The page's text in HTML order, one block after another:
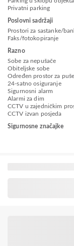
Privatni parking
Poslovni sadržaji
Prostori za sastanke/
Faks/fotokopiranje
Razno
Sobe za nepušače
Obiteljske sobe
Određen prostor za
24-satno osiguranje
Sigurnosni alarm
Alarmi za dim
CCTV u zajedničkim
CCTV izvan posjeda
Sigurnosne značajke